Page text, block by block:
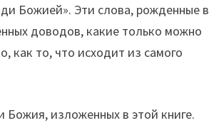
Божией». Эти слова, рожденные в
доводов, какие только можно
как то, что исходит из самого
Божия, изложенных в этой книге.